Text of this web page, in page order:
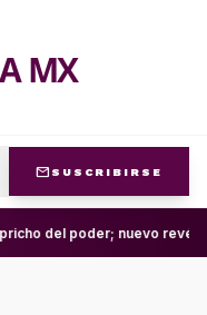
MX
mail SUSCRIBIRSE
del poder; nuevo revés